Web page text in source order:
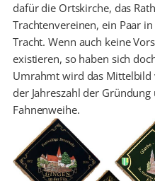
dafür die Ortskirche, das
Trachtenvereinen, ein Paar
Tracht. Wenn auch keine
existieren, so haben sich
Umrahmt wird das Mittelbild
der Jahreszahl der
Fahnenweihe.